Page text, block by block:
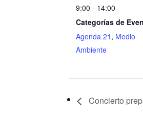
9:00 - 14:00
Categorías de
Agenda 21 , Medio
Ambiente
Concierto